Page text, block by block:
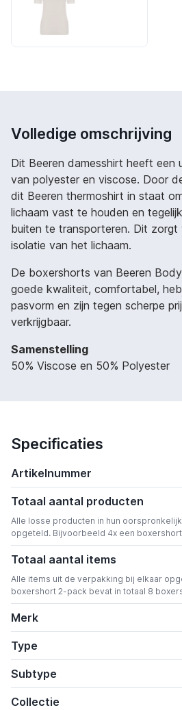
Volledige omschrijving
Dit Beeren damesshirt heeft een
van polyester en viscose. Door
dit Beeren thermoshirt in staat
lichaam vast te houden en
buiten te transporteren. Dit zorgt
isolatie van het lichaam.
De boxershorts van Beeren
goede kwaliteit, comfortabel,
pasvorm en zijn tegen scherpe
verkrijgbaar.
Samenstelling
50% Viscose en 50% Polyester
Specificaties
Artikelnummer
Totaal aantal producten
Alle losse producten in hun
opgeteld. Bijvoorbeeld 4x een
Totaal aantal items
Alle items uit de verpakking bij elkaar
boxershort 2-pack bevat in totaal 8
Merk
Type
Subtype
Collectie